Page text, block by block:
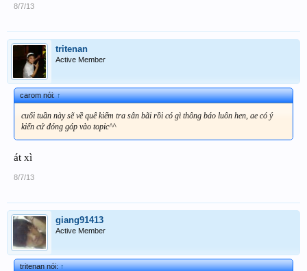
8/7/13
tritenan
Active Member
carom nói:↑
cuối tuần này sẽ về quê kiểm tra sân bãi rồi có gì thông báo luôn hen, ae có ý
kiến cứ đóng góp vào topic^^
át xì
8/7/13
giang91413
Active Member
tritenan nói:↑